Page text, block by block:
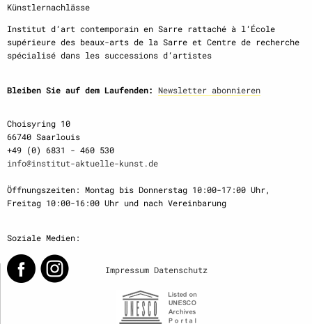
Künstlernachlässe
Institut d‘art contemporain en Sarre rattaché à l‘École
supérieure des beaux-arts de la Sarre et Centre de recherche
spécialisé dans les successions d‘artistes
Bleiben Sie auf dem Laufenden: Newsletter abonnieren
Choisyring 10
66740 Saarlouis
+49 (0) 6831 - 460 530
info@institut-aktuelle-kunst.de
Öffnungszeiten: Montag bis Donnerstag 10:00-17:00 Uhr,
Freitag 10:00-16:00 Uhr und nach Vereinbarung
Soziale Medien:
Impressum Datenschutz